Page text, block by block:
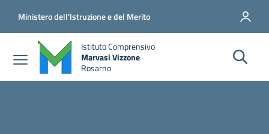
Ministero dell'Istruzione e del Merito
Istituto Comprensivo
Marvasi Vizzone
Rosarno